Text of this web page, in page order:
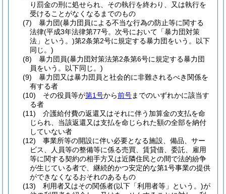
り罰金の刑に処せられ、その執行を終わり、又は執行を
受けることがなくなるまでのもの
(7)
暴力団(暴力団員による不当な行為の防止等に関する
法律(平成3年法律第77号。次号において「暴力団対策
法」という。)第2条第2号に規定する暴力団をいう。以下
同じ。)
(8)
暴力団員(暴力団対策法第2条第6号に規定する暴力団
員をいう。以下同じ。)
(9)
暴力団又は暴力団員と社会的に非難されるべき関係を
有する者
(10)
その役員等が第1号から前号までのいずれかに該当す
る者
(11)
介護給付費の返還又はそれに伴う加算金の支払を命
じられ、当該返還又は支払を命じられた額の全部を納付
していない者
(12)
事業所等の開設に伴い必要となる施設、備品、サー
ビス、人員等の整備等に係る売買、賃貸借、委託、雇用
等に関する契約の相手方又は近隣住民との間で法的紛争
が生じている者で、継続的かつ安定的な第1号事業の提供
ができなくなるおそれのあるもの
(13)
利用者又はその関係者(以下「利用者等」という。)が